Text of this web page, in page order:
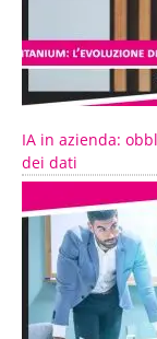
IA in azienda:
dei dati